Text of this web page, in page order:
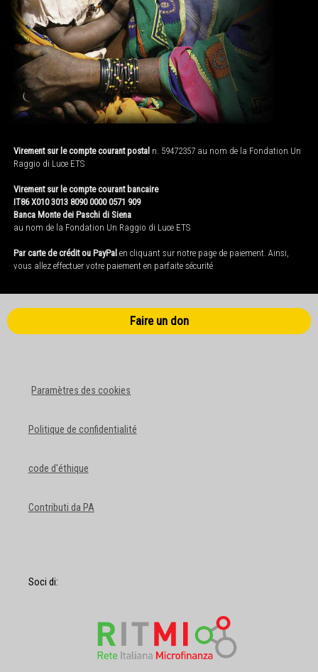
Virement sur le compte courant postal n. 59472357 au nom de la Fondation Un
Raggio di Luce ETS
Virement sur le compte courant bancaire
IT86 X010 3013 8090 0000 0571 909
Banca Monte dei Paschi di Siena
au nom de la Fondation Un Raggio di Luce ETS
Par carte de crédit ou PayPal en cliquant sur notre page de paiement. Ainsi,
vous allez effectuer votre paiement en parfaite sécurité
Faire un don
Paramètres des cookies
Politique de confidentialité
code d'éthique
Contributi da PA
Soci di: